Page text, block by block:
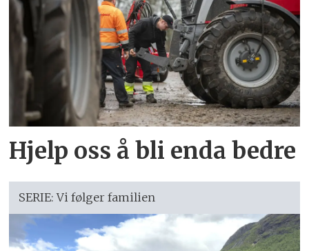
Hjelp oss å bli enda bedre
SERIE: Vi følger familien